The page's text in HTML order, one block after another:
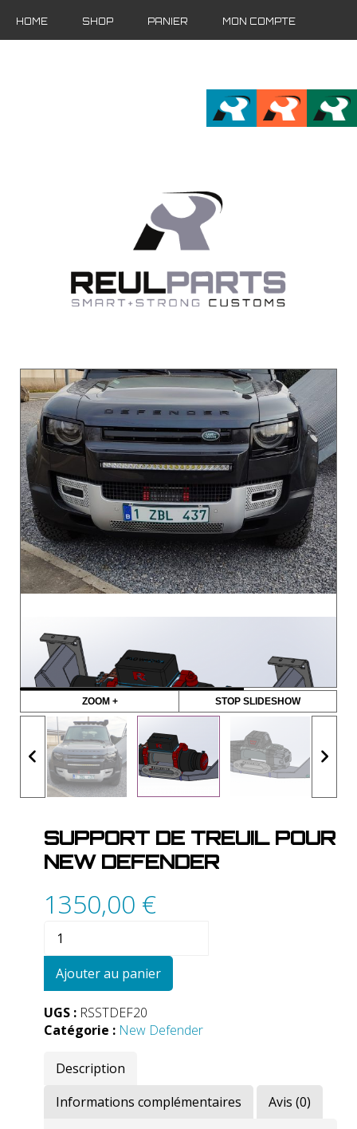
HOME SHOP PANIER MON COMPTE
ZOOM + STOP SLIDESHOW
SUPPORT DE TREUIL POUR
NEW DEFENDER
1350,00 €
de
pour
NEW
Ajouter au panier
UGS : RSSTDEF20
Catégorie : New Defender
Description
Informations complémentaires
Avis (0)